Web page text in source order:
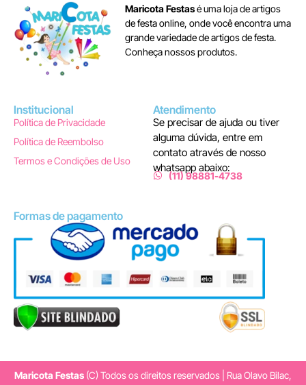
Maricota Festasé uma loja de artigos
de festa online, onde você encontra uma
grande variedade de artigos de festa.
Conheça nossos produtos.
Institucional
Política de Privacidade
Política de Reembolso
Termos e Condições de Uso
Atendimento
Se precisar de ajuda ou tiver
alguma dúvida, entre em
contato através de nosso
whatsapp abaixo:
(11) 98881-4738
Formas de pagamento
Maricota Festas (C) Todos os direitos reservados | Rua Olavo Bilac,